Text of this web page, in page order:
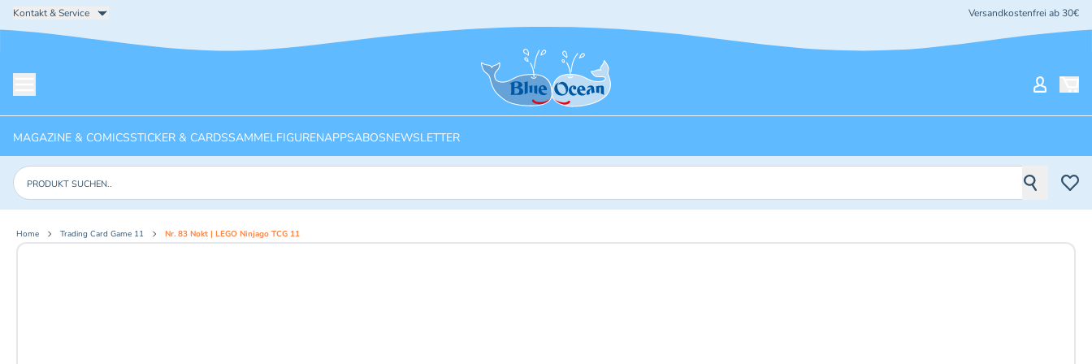
Kontakt & Service Versandkostenfrei ab 30€
Startseite
MAGAZINE & COMICSSTICKER & CARDSSAMMELFIGURENAPPSABOSNEWSLETTER
Produkte suchen
Home Trading Card Game 11 Nr. 83 Nokt | LEGO Ninjago TCG 11